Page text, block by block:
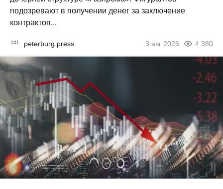
подозревают в получении денег за заключение
контрактов...
peterburg.press 3 авг 2026 4 380